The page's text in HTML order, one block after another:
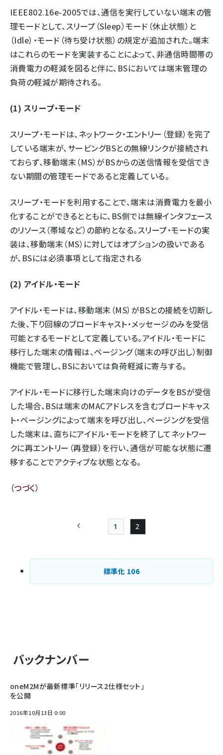
IEEE802.16e-2005では、通信を実行していない端末の管
理モードとして、スリープ（Sleep）モード（休止状態）と
（Idle）・モード（待ち受け状態）の規定が追加された。端末
はこれらのモードを実装することによって、非通信時間帯の
消費電力の軽減を図ると伴に、BSにおいては端末管理の
負荷の軽減が期待される。
(1) スリープ・モード
スリープ・モードは、ネットワーク・エントリー（登録）を完了
している端末が、サービングBSとの無線リンクが接続され
ておらず、移動端末（MS）がBSからの送信情報を受信でき
ない期間の管理モードであると定義している。
スリープ・モードを利用することで、端末は消費電力を最小
化することができるとともに、BS側では無線インタフェース
のリソース（帯域など）の節約となる。スリープ・モードの実
装は、移動端末（MS）に対してはオプションの扱いである
が、BSには必須事項として指定される
(2) アイドル・モード
アイドル・モードは、移動端末（MS）がBSとの接続を切断し
た後、下り回線のブロードキャスト・メッセージのみを受信
可能とするモードとして定義している。アイドル・モードに
移行した端末の情報は、ページング（端末の呼び出し）制御
機能で管理し、BSにおいては負荷軽減に寄与する。
アイドル・モードに移行した端末向けのデータをBSが受信
した場合、BSは端末のMACアドレスを含むブロードキャス
ト・ページングによって端末を呼び出し、ページングを受信
した端末は、直ちにアイドル・モードを終了してネットワー
クに再エントリー（再登録）を行い、通信が可能な状態に遷
移することでアクティブな状態となる。
（つづく）
ジ
送
前ページ Page
1
Page
2
標準化 106
バックナンバー
oneM2Mが最新標準「リリース2仕様セット」
を公開
2016年10月13日 0:00